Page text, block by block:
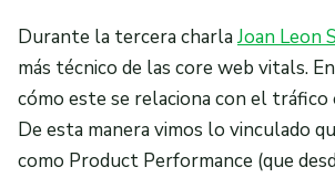
Durante la tercera charla Joan Leon
más técnico de las core web vitals.
cómo este se relaciona con el tráfico
De esta manera vimos lo vinculado
como Product Performance (que